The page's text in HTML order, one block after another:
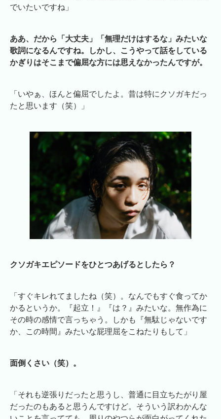
でいたいですね」
ああ、だから「大丈夫」「無理だけはするな」みたいな
歌詞になるんですね。しかし、こうやって話をしている
かぎりはそこまで偏屈な方には思えなかったんですが。
「いやぁ、ほんと偏屈でしたよ。昔は特にクソガキだっ
たと思います（笑）」
クソガキエピソードをひとつあげるとしたら？
「すぐキレれてましたね（笑）。なんでもすぐ食ってか
かるというか。『起立！』『は？』みたいな。無作為に
その時の感情で言っちゃう。しかも『無駄じゃないです
か、この時間』みたいな屁理屈をこねたりもして」
面倒くさい（笑）。
「それも逆張りだったと思うし、普通に目立ちたがり屋
だったのもあると思うんですけど。そういう訳わかんな